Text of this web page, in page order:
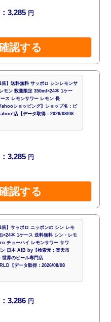
3,285 円
認する
倍】送料無料 サッポロ シンレモンサ
モン 数量限定 350ml×24本 1ケー
ス レモンサワー レモン 長
ショッピング】ショップ名：ビ
店【データ取得：2026/08/08
3,285 円
認する
倍】サッポロ ニッポンの シン レモ
×24本 1ケース 送料無料 シン・レモ
チューハイ レモンサワー サワ
日本 AIB by【検索元：楽天市
世界のビール専門店
【データ取得：2026/08/08
3,286 円